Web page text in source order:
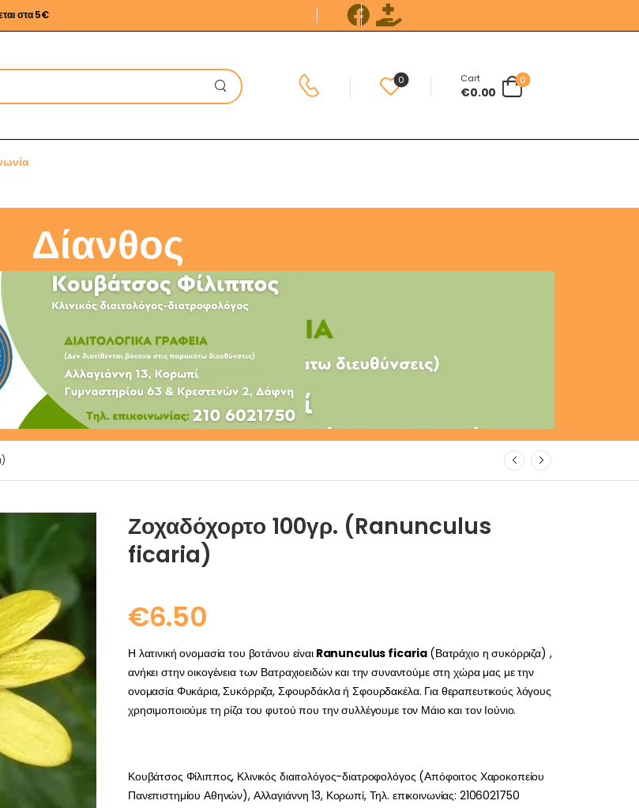
στα 5€
0 Cart
€0.00
0
Δίανθος
Ζοχαδόχορτο 100γρ. (Ranunculus
ficaria)
€6.50
Η λατινική ονομασία του βοτάνου είναιRanunculus ficaria (Βατράχιο η συκόρριζα) ,
ανήκει στην οικογένεια των Βατραχιοειδών και την συναντούμε στη χώρα μας με την
ονομασία Φυκάρια, Συκόρριζα, Σφουρδάκλα ή Σφουρδακέλα. Για θεραπευτικούς λόγους
χρησιμοποιούμε τη ρίζα του φυτού που την συλλέγουμε τον Μάιο και τον Ιούνιο.
Κουβάτσος Φίλιππος, Κλινικός διαιτολόγος-διατροφολόγος (Απόφοιτος Χαροκοπείου
Πανεπιστημίου Αθηνών), Αλλαγιάννη 13, Κορωπί, Τηλ. επικοινωνίας: 2106021750